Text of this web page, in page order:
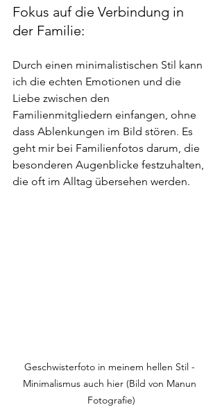
Fokus auf die Verbindung in
der Familie:
Durch einen minimalistischen Stil kann
ich die echten Emotionen und die
Liebe zwischen den
Familienmitgliedern einfangen, ohne
dass Ablenkungen im Bild stören. Es
geht mir bei Familienfotos darum, die
besonderen Augenblicke festzuhalten,
die oft im Alltag übersehen werden.
Geschwisterfoto in meinem hellen Stil -
Minimalismus auch hier (Bild von Manun
Fotografie)